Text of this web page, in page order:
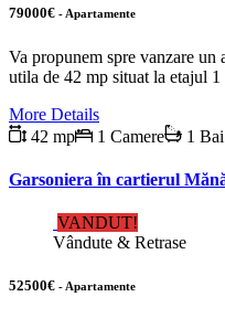
79000€ - Apartamente
Va propunem spre vanzare un
utila de 42 mp situat la etajul
More Details
42 mp
1 Camere 1 Bai
Garsoniera în cartierul
VANDUT!
Vândute & Retrase
52500€ - Apartamente